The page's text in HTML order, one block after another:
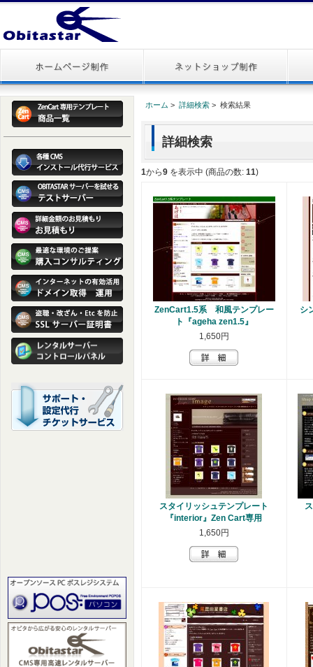
ホーム > 詳細検索> 検索結果
詳細検索
1から9 を表示中 (商品の数: 11)
ZenCart1.5系 和風テンプレー
ト『ageha zen1.5』
1,650円
シ
スタイリッシュテンプレート
『interior』Zen Cart専用
1,650円